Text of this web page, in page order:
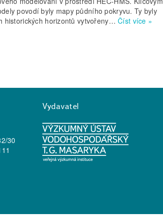
povodí byly mapy půdního pokryvu. Ty byly
historických horizontů vytvořeny…Číst více »
30
Vydavatel